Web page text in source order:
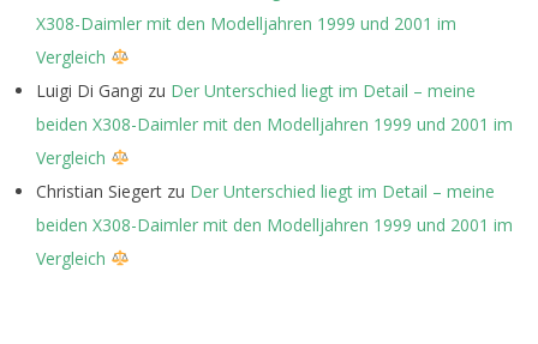
X308-Daimler mit den Modelljahren 1999 und 2001 im
Vergleich
Luigi Di Gangi zu Der Unterschied liegt im Detail – meine
beiden X308-Daimler mit den Modelljahren 1999 und 2001 im
Vergleich
Christian Siegert zu Der Unterschied liegt im Detail – meine
beiden X308-Daimler mit den Modelljahren 1999 und 2001 im
Vergleich